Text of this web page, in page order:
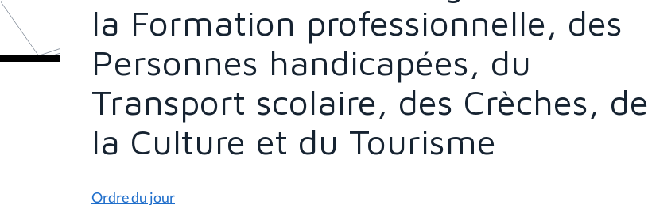
la Formation professionnelle, des
Personnes handicapées, du
Transport scolaire, des Crèches, de
la Culture et du Tourisme
Ordre du jour